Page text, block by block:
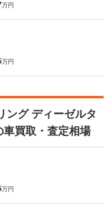
万円
万円
ング ディーゼルタ
買取・査定相場
万円